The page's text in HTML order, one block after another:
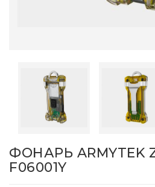
ФОНАРЬ ARMYTEK
F06001Y